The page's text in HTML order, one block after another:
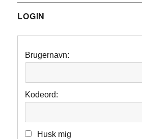
LOGIN
Brugernavn:
Kodeord:
Husk mig